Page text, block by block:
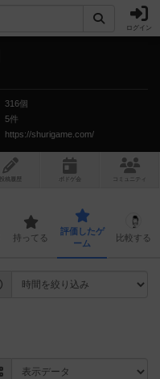
ログイン
316個
5件
https://shurigame.com/
投稿履歴 ボ ドゲ コミュニティ
持ってる
評価したゲ
ーム
比較する